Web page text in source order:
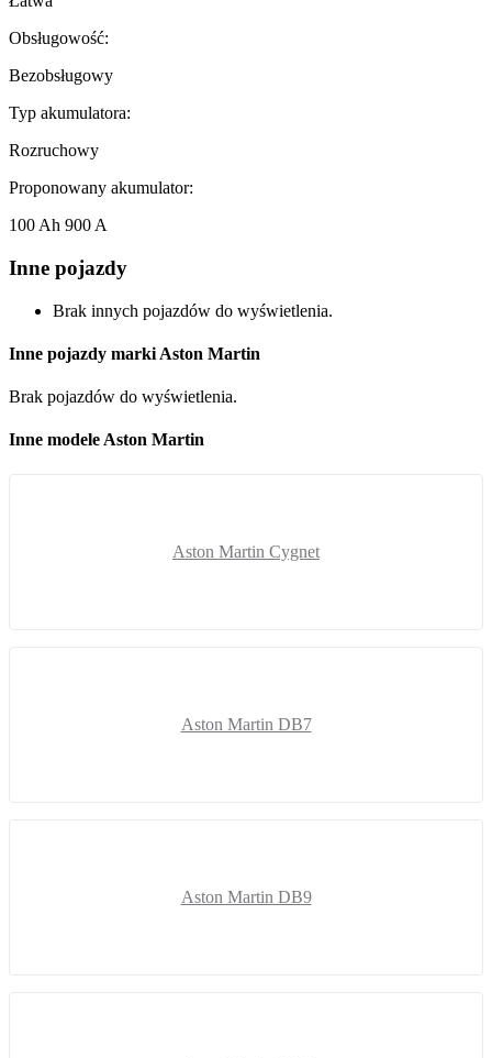
Obsługowość:
Bezobsługowy
Typ akumulatora:
Rozruchowy
Proponowany akumulator:
100 Ah 900 A
Inne pojazdy
Brak innych pojazdów do wyświetlenia.
Inne pojazdy marki Aston Martin
Brak pojazdów do wyświetlenia.
Inne modele Aston Martin
Aston Martin Cygnet
Aston Martin DB7
Aston Martin DB9